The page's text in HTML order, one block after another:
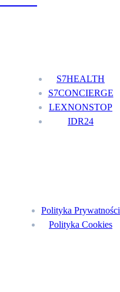
S7HEALTH
S7CONCIERGE
LEXNONSTOP
IDR24
Polityka Prywatności
Polityka Cookies